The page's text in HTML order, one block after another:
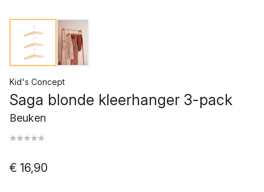
Kid's Concept
Saga blonde kleerhanger 3-pack
Beuken
€ 16,90